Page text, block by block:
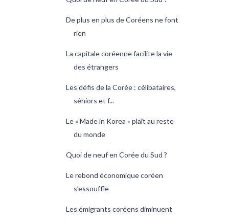
De plus en plus de Coréens ne font
rien
La capitale coréenne facilite la vie
des étrangers
Les défis de la Corée : célibataires,
séniors et f...
Le « Made in Korea » plaît au reste
du monde
Quoi de neuf en Corée du Sud ?
Le rebond économique coréen
s’essouffle
Les émigrants coréens diminuent